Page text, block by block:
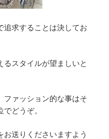
追求することは決してお
スタイルが望ましいと
ファッション的な事はそ
どうぞ。
送りくださいますよう